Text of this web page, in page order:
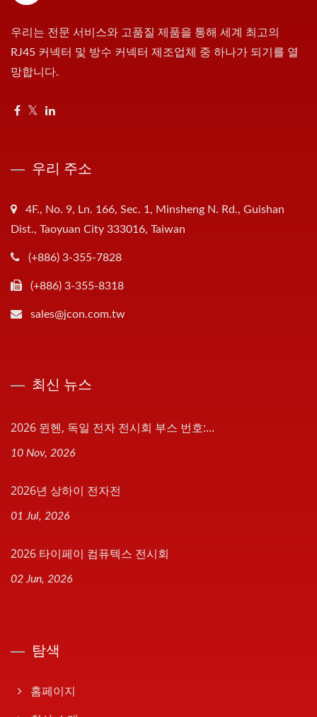
우리는 전문 서비스와 고품질 제품을 통해 세계 최고의
RJ45 커넥터 및 방수 커넥터 제조업체 중 하나가 되기를 열
망합니다.
우리 주소
4F., No. 9, Ln. 166, Sec. 1, Minsheng N. Rd., Guishan
Dist., Taoyuan City 333016, Taiwan
(+886) 3-355-7828
(+886) 3-355-8318
sales@jcon.com.tw
최신 뉴스
2026 뮌헨, 독일 전자 전시회 부스 번호:...
10 Nov, 2026
2026년 상하이 전자전
01 Jul, 2026
2026 타이페이 컴퓨텍스 전시회
02 Jun, 2026
탐색
홈페이지